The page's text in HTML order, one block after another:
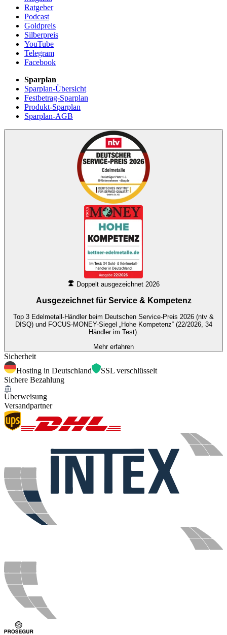
Ratgeber
Podcast
Goldpreis
Silberpreis
YouTube
Telegram
Facebook
Sparplan
Sparplan-Übersicht
Festbetrag-Sparplan
Produkt-Sparplan
Sparplan-AGB
Doppelt ausgezeichnet 2026
Ausgezeichnet für Service & Kompetenz
Top 3 Edelmetall-Händler beim Deutschen Service-Preis 2026 (ntv &
DISQ) und FOCUS-MONEY-Siegel „Hohe Kompetenz“ (22/2026, 34
Händler im Test).
Mehr erfahren
Sicherheit
Hosting in Deutschland
SSL verschlüsselt
Sichere Bezahlung
Überweisung
Versandpartner